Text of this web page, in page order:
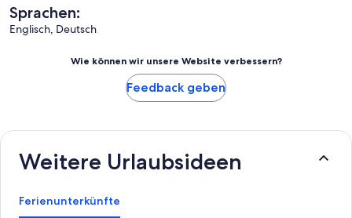
Sprachen:
Englisch, Deutsch
Wie können wir unsere Website verbessern?
Feedback geben
Weitere Urlaubsideen
Ferienunterkünfte